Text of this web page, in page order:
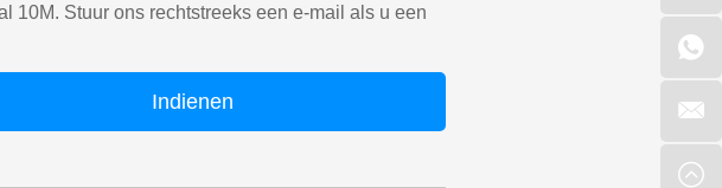
10M. Stuur ons rechtstreeks een e-mail als u een